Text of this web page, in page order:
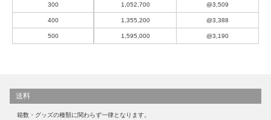
300 1,052,700 @3,509
400 1,355,200 @3,388
500 1,595,000 @3,190
送料
箱数・グッズの種類に関わらず一律となります。